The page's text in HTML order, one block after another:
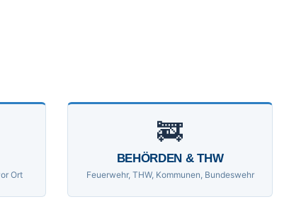
Ort
🚒
BEHÖRDEN & THW
Feuerwehr, THW, Kommunen, Bundeswehr